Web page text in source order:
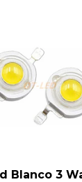
Blanco 3